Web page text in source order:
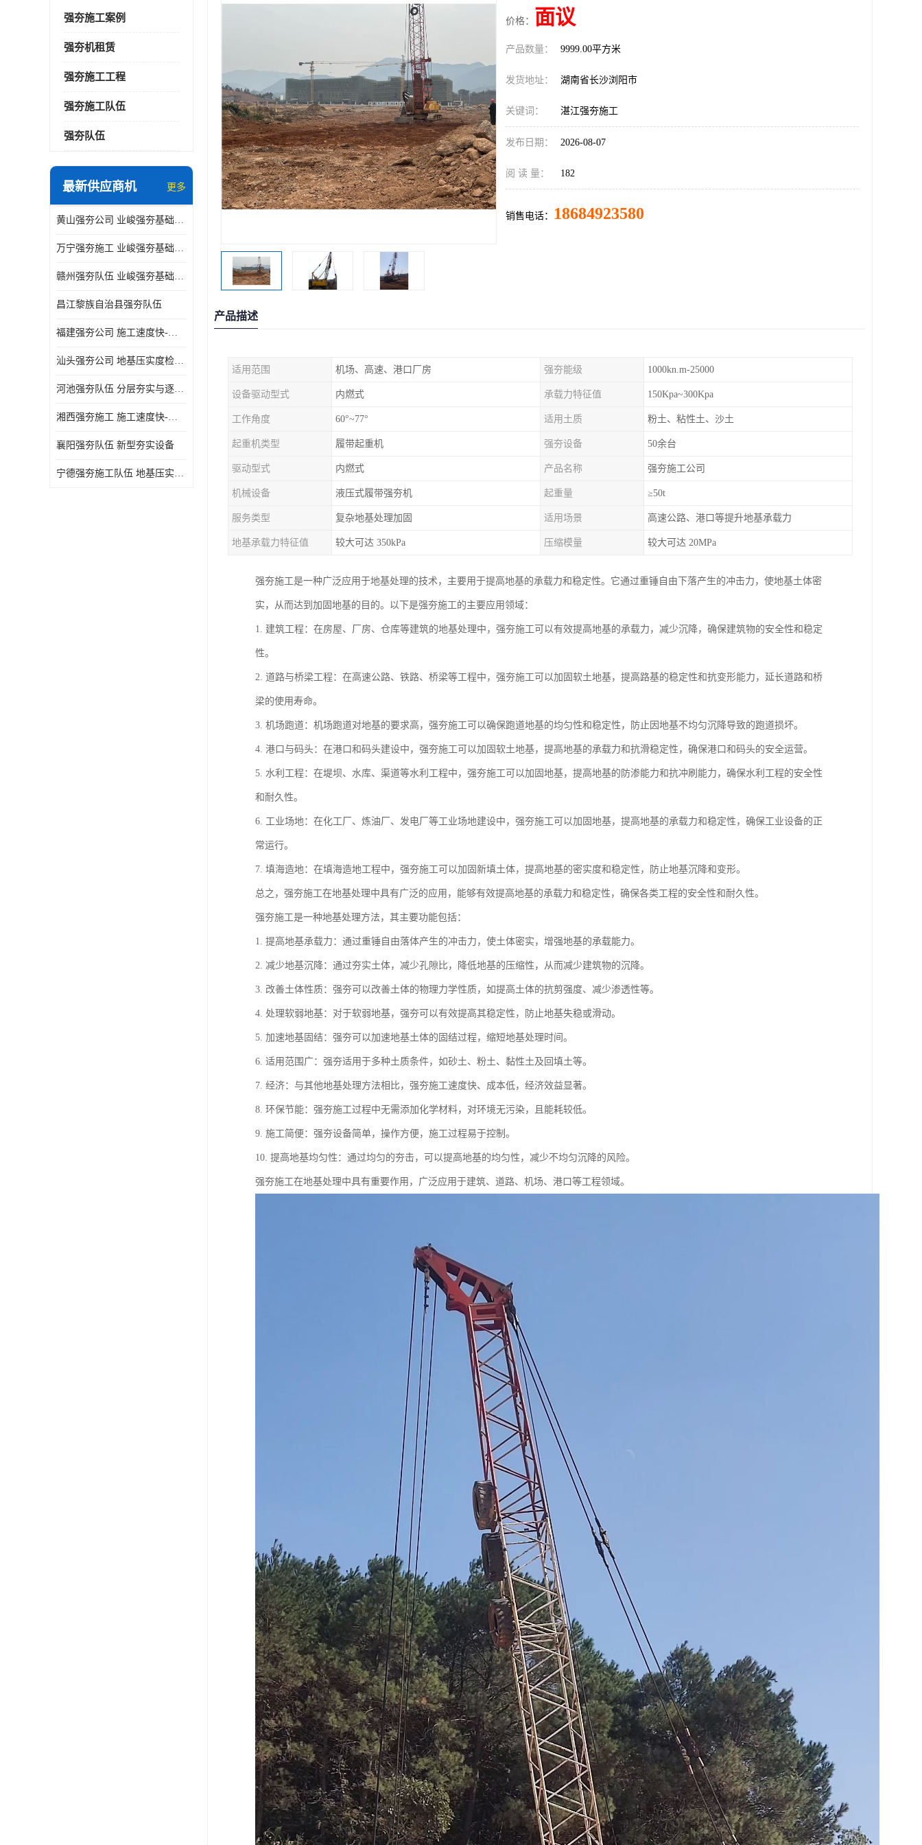
强夯施工案例
强夯机租赁
强夯施工工程
强夯施工队伍
强夯队伍
最新供应商机 更多
黄山强夯公司 业峻强夯基础工程
万宁强夯施工 业峻强夯基础工程
赣州强夯队伍 业峻强夯基础工程
昌江黎族自治县强夯队伍
福建强夯公司 施工速度快-施耐用性强
汕头强夯公司 地基压实度检测方法与标准
河池强夯队伍 分层夯实与逐层检测技术
湘西强夯施工 施工速度快-施耐用性强
襄阳强夯队伍 新型夯实设备
宁德强夯施工队伍 地基压实度检测方法与标准
价格： 面议
产品数量： 9999.00平方米
发货地址： 湖南省长沙浏阳市
关键词： 湛江强夯施工
发布日期： 2026-08-07
阅 读 量： 182
销售电话： 18684923580
产品描述
适用范围 机场、高速、港口厂房 强夯能级 1000kn.m-25000
设备驱动型式 内燃式 承载力特征值 150Kpa~300Kpa
工作角度 60°~77° 适用土质 粉土、粘性土、沙土
起重机类型 履带起重机 强夯设备 50余台
驱动型式 内燃式 产品名称 强夯施工公司
机械设备 液压式履带强夯机 起重量 ≥50t
服务类型 复杂地基处理加固 适用场景 高速公路、港口等提升地基承载力
地基承载力特征值 较大可达 350kPa 压缩模量 较大可达 20MPa
强夯施工是一种广泛应用于地基处理的技术，主要用于提高地基的承载力和稳定性。它通过重锤自由下落产生的冲击力，使地基土体密
实，从而达到加固地基的目的。以下是强夯施工的主要应用领域：
1. 建筑工程：在房屋、厂房、仓库等建筑的地基处理中，强夯施工可以有效提高地基的承载力，减少沉降，确保建筑物的安全性和稳定
性。
2. 道路与桥梁工程：在高速公路、铁路、桥梁等工程中，强夯施工可以加固软土地基，提高路基的稳定性和抗变形能力，延长道路和桥
梁的使用寿命。
3. 机场跑道：机场跑道对地基的要求高，强夯施工可以确保跑道地基的均匀性和稳定性，防止因地基不均匀沉降导致的跑道损坏。
4. 港口与码头：在港口和码头建设中，强夯施工可以加固软土地基，提高地基的承载力和抗滑稳定性，确保港口和码头的安全运营。
5. 水利工程：在堤坝、水库、渠道等水利工程中，强夯施工可以加固地基，提高地基的防渗能力和抗冲刷能力，确保水利工程的安全性
和耐久性。
6. 工业场地：在化工厂、炼油厂、发电厂等工业场地建设中，强夯施工可以加固地基，提高地基的承载力和稳定性，确保工业设备的正
常运行。
7. 填海造地：在填海造地工程中，强夯施工可以加固新填土体，提高地基的密实度和稳定性，防止地基沉降和变形。
总之，强夯施工在地基处理中具有广泛的应用，能够有效提高地基的承载力和稳定性，确保各类工程的安全性和耐久性。
强夯施工是一种地基处理方法，其主要功能包括：
1. 提高地基承载力：通过重锤自由落体产生的冲击力，使土体密实，增强地基的承载能力。
2. 减少地基沉降：通过夯实土体，减少孔隙比，降低地基的压缩性，从而减少建筑物的沉降。
3. 改善土体性质：强夯可以改善土体的物理力学性质，如提高土体的抗剪强度、减少渗透性等。
4. 处理软弱地基：对于软弱地基，强夯可以有效提高其稳定性，防止地基失稳或滑动。
5. 加速地基固结：强夯可以加速地基土体的固结过程，缩短地基处理时间。
6. 适用范围广：强夯适用于多种土质条件，如砂土、粉土、黏性土及回填土等。
7. 经济：与其他地基处理方法相比，强夯施工速度快、成本低，经济效益显著。
8. 环保节能：强夯施工过程中无需添加化学材料，对环境无污染，且能耗较低。
9. 施工简便：强夯设备简单，操作方便，施工过程易于控制。
10. 提高地基均匀性：通过均匀的夯击，可以提高地基的均匀性，减少不均匀沉降的风险。
强夯施工在地基处理中具有重要作用，广泛应用于建筑、道路、机场、港口等工程领域。